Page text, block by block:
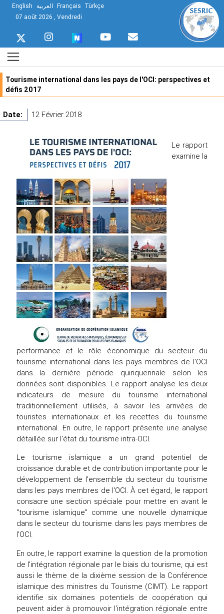
English العربية Français Türkçe
07 août 2026 , Vendredi
Tourisme international dans les pays de l'OCI: perspectives et
défis 2017
Date: 12 Février 2018
Le rapport
examine la
performance et le rôle économique du secteur du
tourisme international dans les pays membres de l'OCI
dans la dernière période quinquennale selon les
données sont disponibles. Le rapport analyse les deux
indicateurs de mesure du tourisme international
traditionnellement utilisés, à savoir les arrivées de
touristes internationaux et les recettes du tourisme
international. En outre, le rapport présente une analyse
détaillée sur l'état du tourisme intra-OCI.
Le tourisme islamique a un grand potentiel de
croissance durable et de contribution importante pour le
développement de l'ensemble du secteur du tourisme
dans les pays membres de l'OCI. À cet égard, le rapport
consacre une section spéciale pour mettre en avant le
"tourisme islamique" comme une nouvelle dynamique
dans le secteur du tourisme dans les pays membres de
l'OCI.
En outre, le rapport examine la question de la promotion
de l'intégration régionale par le biais du tourisme, qui est
aussi le thème de la dixième session de la Conférence
islamique des ministres du Tourisme (CIMT). Le rapport
identifie six domaines potentiels de coopération qui
peuvent aider à promouvoir l'intégration régionale entre